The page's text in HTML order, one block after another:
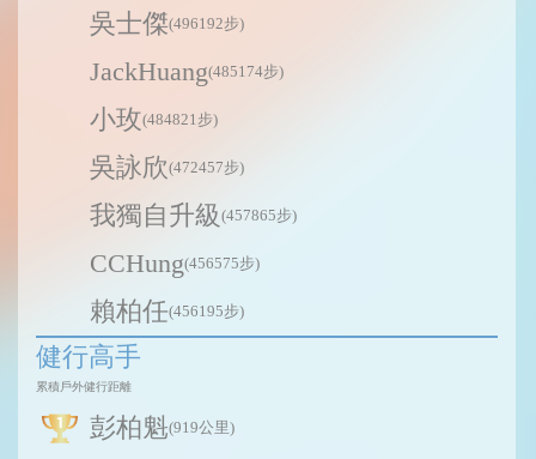
吳士傑(496192步)
JackHuang(485174步)
小玫(484821步)
吳詠欣(472457步)
我獨自升級 (457865步)
CCHung(456575步)
賴柏任(456195步)
健行高手
累積戶外健行距離
彭柏魁(919公里)